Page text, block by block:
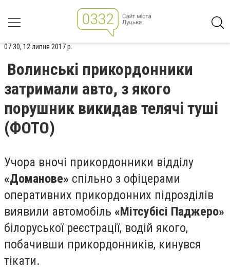
07:30, 12 липня 2017 р.
Волинські прикордонники
затримали авто, з якого
порушник викидав телячі туші
(ФОТО)
Учора вночі прикордонники відділу
«Доманове» спільно з офіцерами
оперативних прикордонних підрозділів
виявили автомобіль «Мітсубісі Паджеро»
білоруської реєстрації, водій якого,
побачивши прикордонників, кинувся
тікати.